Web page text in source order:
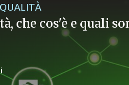
che cos'è e quali